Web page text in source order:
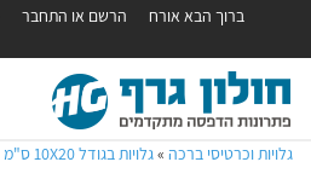
ברוך הבא אורח הרשם או התחבר
גלויות וכרטיסי ברכה »גלויות בגודל 10X20 ס"מ